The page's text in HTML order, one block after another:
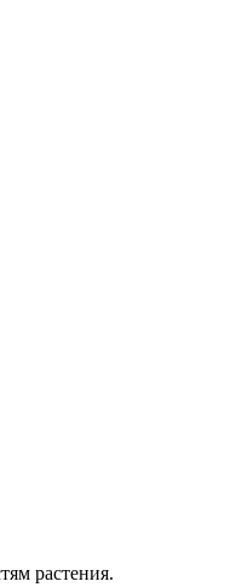
растения.